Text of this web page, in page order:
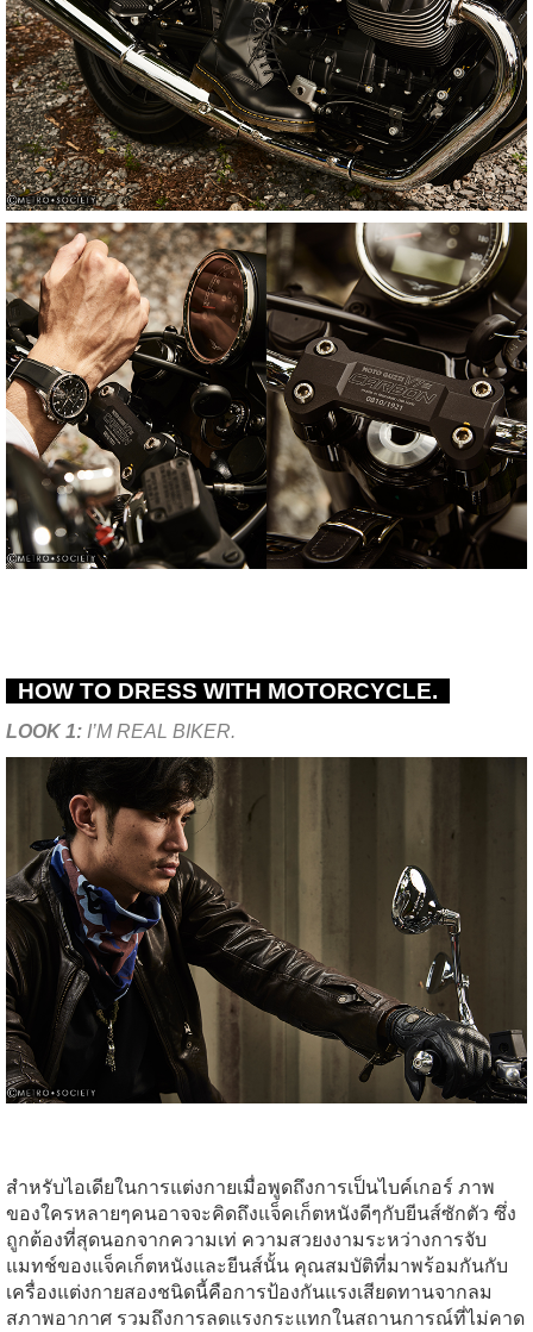
HOW TO DRESS WITH MOTORCYCLE.
LOOK 1: I’M REAL BIKER.
สำหรับไอเดียในการแต่งกายเมื่อพูดถึงการเป็นไบค์เกอร์ ภาพ
ของใครหลายๆคนอาจจะคิดถึงแจ็คเก็ตหนังดีๆกับยีนส์ซักตัว ซึ่ง
ถูกต้องที่สุดนอกจากความเท่ ความสวยงงามระหว่างการจับ
แมทช์ของแจ็คเก็ตหนังและยีนส์นั้น คุณสมบัติที่มาพร้อมกันกับ
เครื่องแต่งกายสองชนิดนี้คือการป้องกันแรงเสียดทานจากลม
สภาพอากาศ รวมถึงการลดแรงกระแทกในสถานการณ์ที่ไม่คาด